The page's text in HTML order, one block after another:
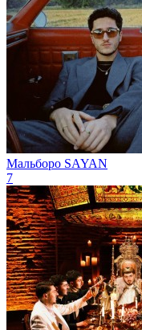
Мальборо SAYAN
7